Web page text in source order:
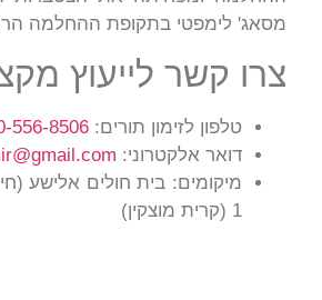
מסאג' לימפטי בתקופת ההחלמה
צרו קשר לייעוץ
טלפון לזימון תורים:556-8506
דואר אלקטרוני:
מיקומים: בית חולים אלישע
1 (קרית מוצקין)